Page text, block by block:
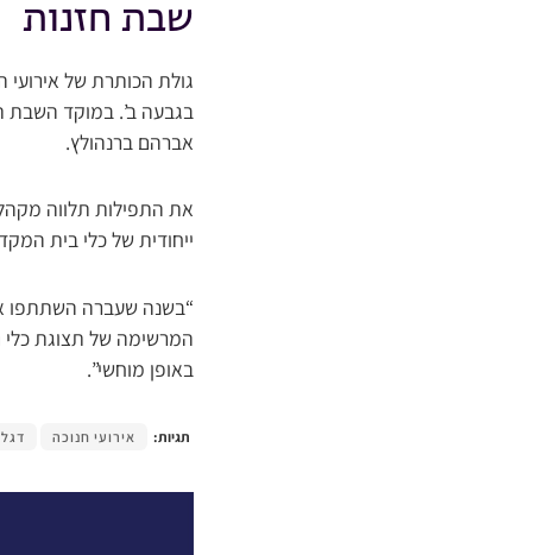
שבת חזנות
גולת הכותרת של
בגבעה ב’. במוקד השבת
אברהם ברנהולץ.
את התפילות תלווה
ייחודית של כלי בית
“בשנה שעברה השתתפו
המרשימה של תצוגת כלי
באופן מוחשי”.
תגיות: אירועי חנוכה